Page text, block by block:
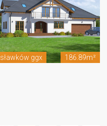
sławków ggx 186.89m²